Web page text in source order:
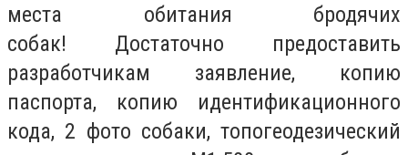
места обитания бродячих
собак! Достаточно предоставить
разработчикам заявление, копию
паспорта, копию идентификационного
кода, 2 фото собаки, топогеодезический